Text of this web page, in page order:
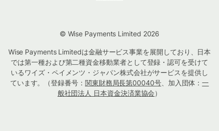
© Wise Payments Limited 2026
Wise Payments Limitedは金融サービス事業を展開しており、日本
では第一種および第二種資金移動業者として登録・認可を受けて
いるワイズ・ペイメンツ・ジャパン株式会社がサービスを提供し
ています。（登録番号： 関東財務局長第00040号、加入団体：一
般社団法人 日本資金決済業協会）